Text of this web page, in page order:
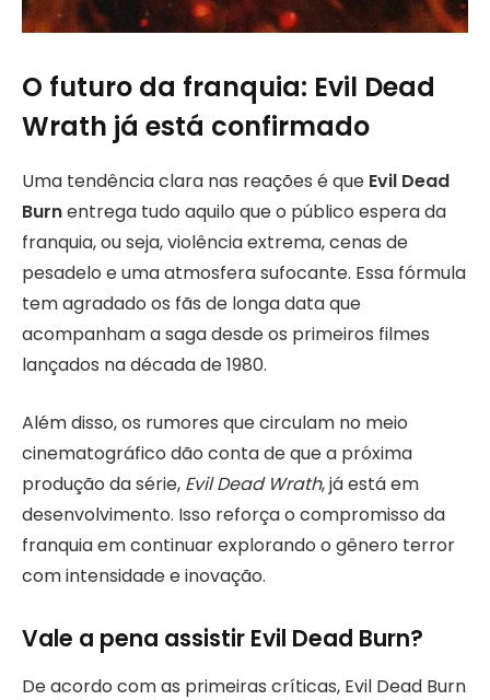
O futuro da franquia: Evil Dead
Wrath já está confirmado
Uma tendência clara nas reações é que Evil Dead
Burnentrega tudo aquilo que o público espera da
franquia, ou seja, violência extrema, cenas de
pesadelo e uma atmosfera sufocante. Essa fórmula
tem agradado os fãs de longa data que
acompanham a saga desde os primeiros filmes
lançados na década de 1980.
Além disso, os rumores que circulam no meio
cinematográfico dão conta de que a próxima
produção da série, Evil Dead Wrath, já está em
desenvolvimento. Isso reforça o compromisso da
franquia em continuar explorando o gênero terror
com intensidade e inovação.
Vale a pena assistir Evil Dead Burn?
De acordo com as primeiras críticas, Evil Dead Burn